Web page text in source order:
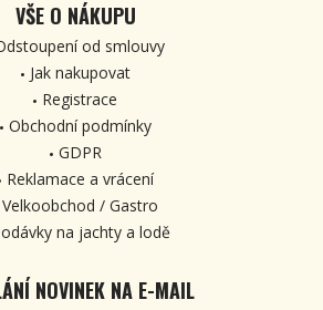
VŠE O NÁKUPU
od smlouvy
Jak nakupovat
Registrace
Obchodní podmínky
GDPR
Reklamace a vrácení
Velkoobchod / Gastro
na jachty a lodě
NOVINEK NA E-MAIL